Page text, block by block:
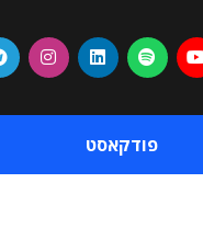
פודקאסט